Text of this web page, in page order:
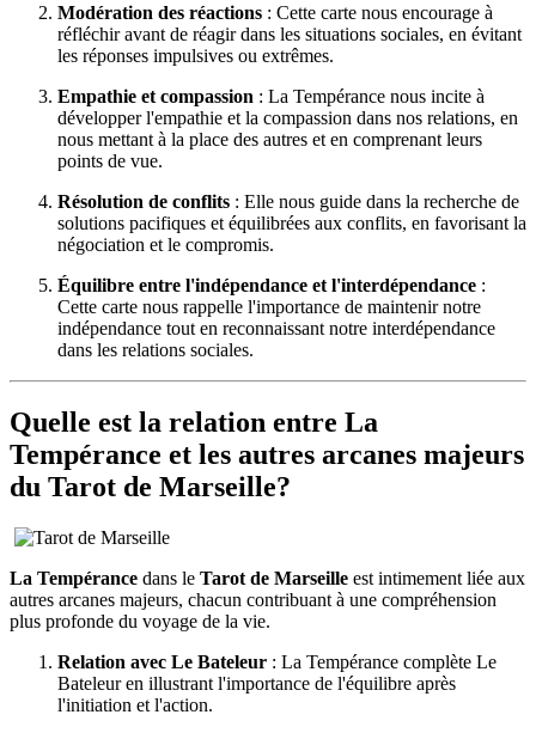
Modération des réactions : Cette carte nous encourage à
réfléchir avant de réagir dans les situations sociales, en évitant
les réponses impulsives ou extrêmes.
Empathie et compassion : La Tempérance nous incite à
développer l'empathie et la compassion dans nos relations, en
nous mettant à la place des autres et en comprenant leurs
points de vue.
Résolution de conflits : Elle nous guide dans la recherche de
solutions pacifiques et équilibrées aux conflits, en favorisant la
négociation et le compromis.
Équilibre entre l'indépendance et l'interdépendance :
Cette carte nous rappelle l'importance de maintenir notre
indépendance tout en reconnaissant notre interdépendance
dans les relations sociales.
Quelle est la relation entre La
Tempérance et les autres arcanes majeurs
du Tarot de Marseille?
La Tempérance dans le Tarot de Marseille est intimement liée aux
autres arcanes majeurs, chacun contribuant à une compréhension
plus profonde du voyage de la vie.
Relation avec Le Bateleur : La Tempérance complète Le
Bateleur en illustrant l'importance de l'équilibre après
l'initiation et l'action.